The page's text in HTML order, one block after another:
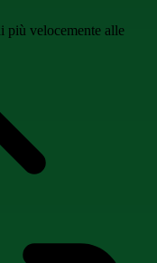
più velocemente alle